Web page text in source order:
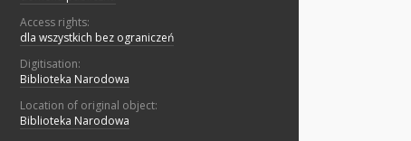
Access rights:
dla wszystkich bez ograniczeń
Digitisation:
Biblioteka Narodowa
Location of original object:
Biblioteka Narodowa